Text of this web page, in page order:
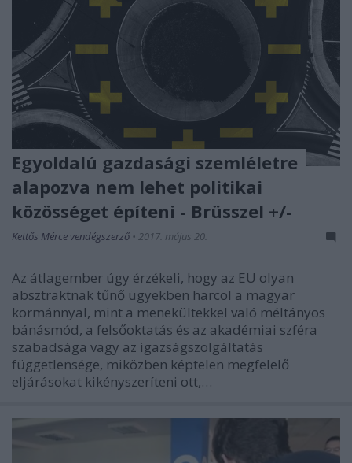
Egyoldalú gazdasági szemléletre
alapozva nem lehet politikai
közösséget építeni - Brüsszel +/-
Kettős Mérce vendégszerző • 2017. május 20.
Az átlagember úgy érzékeli, hogy az EU olyan
absztraktnak tűnő ügyekben harcol a magyar
kormánnyal, mint a menekültekkel való méltányos
bánásmód, a felsőoktatás és az akadémiai szféra
szabadsága vagy az igazságszolgáltatás
függetlensége, miközben képtelen megfelelő
eljárásokat kikényszeríteni ott,…